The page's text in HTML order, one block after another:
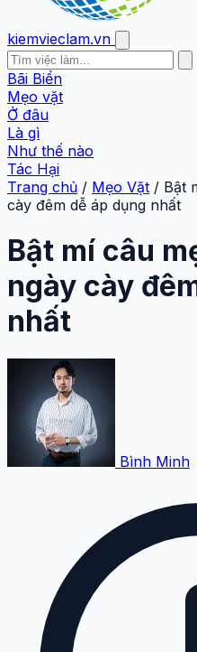
kiemvieclam.vn
Bãi Biển
Mẹo vặt
Ở đâu
Là gì
Như thế nào
Tác Hại
Trang chủ / Mẹo Vặt / Bật
cày đêm dễ áp dụng nhất
Bật mí câu
ngày cày
nhất
Bình Minh